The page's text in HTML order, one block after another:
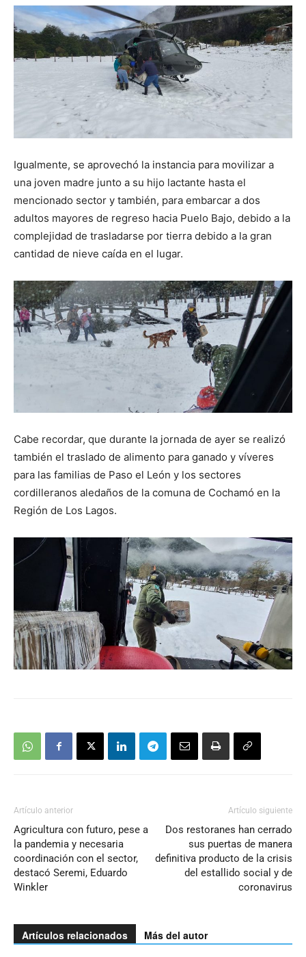
Igualmente, se aprovechó la instancia para movilizar a
una joven madre junto a su hijo lactante hasta el
mencionado sector y también, para embarcar a dos
adultos mayores de regreso hacia Puelo Bajo, debido a la
complejidad de trasladarse por tierra debido a la gran
cantidad de nieve caída en el lugar.
Cabe recordar, que durante la jornada de ayer se realizó
también el traslado de alimento para ganado y víveres
para las familias de Paso el León y los sectores
cordilleranos aledaños de la comuna de Cochamó en la
Región de Los Lagos.
Artículo anterior
Agricultura con futuro, pese a
la pandemia y necesaria
coordinación con el sector,
destacó Seremi, Eduardo
Winkler
Artículo siguiente
Dos restoranes han cerrado
sus puertas de manera
definitiva producto de la crisis
del estallido social y de
coronavirus
Artículos relacionados Más del autor